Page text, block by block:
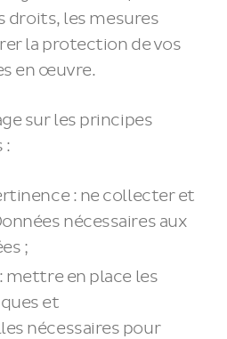
droits, les mesures
la protection de vos
en œuvre.
sur les principes
:
: ne collecter et
nécessaires aux
;
mettre en place les
et
nécessaires pour